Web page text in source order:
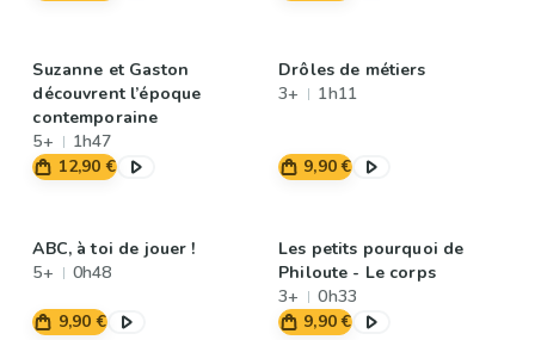
Suzanne et Gaston
découvrent l’époque
contemporaine
5+
1h47
12,90 €
Drôles de métiers
3+
1h11
9,90 €
ABC, à toi de jouer !
5+
0h48
9,90 €
Les petits pourquoi de
Philoute - Le corps
3+
0h33
9,90 €